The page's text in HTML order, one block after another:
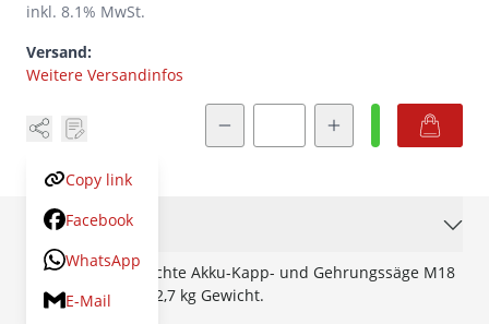
inkl. 8.1% MwSt.
Versand:
Weitere Versandinfos
Copy link
Facebook
WhatsApp
E-Mail
Beschreibung
Kompakte und leichte Akku-Kapp- und Gehrungssäge M18
FMS190 mit nur 12,7 kg Gewicht.